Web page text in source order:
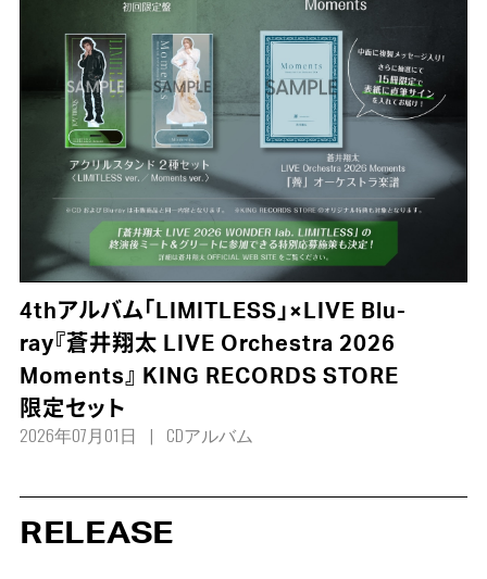
4thアルバム「LIMITLESS」×LIVE Blu-
ray『蒼井翔太 LIVE Orchestra 2026
Moments』 KING RECORDS STORE
限定セット
2026年07月01日 CDアルバム
RELEASE